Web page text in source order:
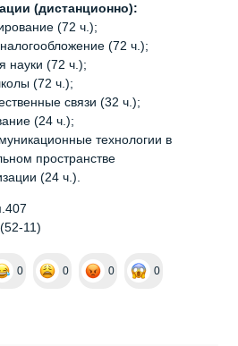
(дистанционно):
(72 ч.);
(72 ч.);
науки (72 ч.);
(72 ч.);
связи (32 ч.);
(24 ч.);
технологии в
пространстве
(24 ч.).
11)
0 0 0 0